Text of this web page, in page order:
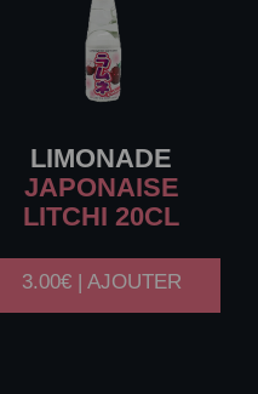
LIMONADE
JAPONAISE
LITCHI 20CL
3.00€ | AJOUTER